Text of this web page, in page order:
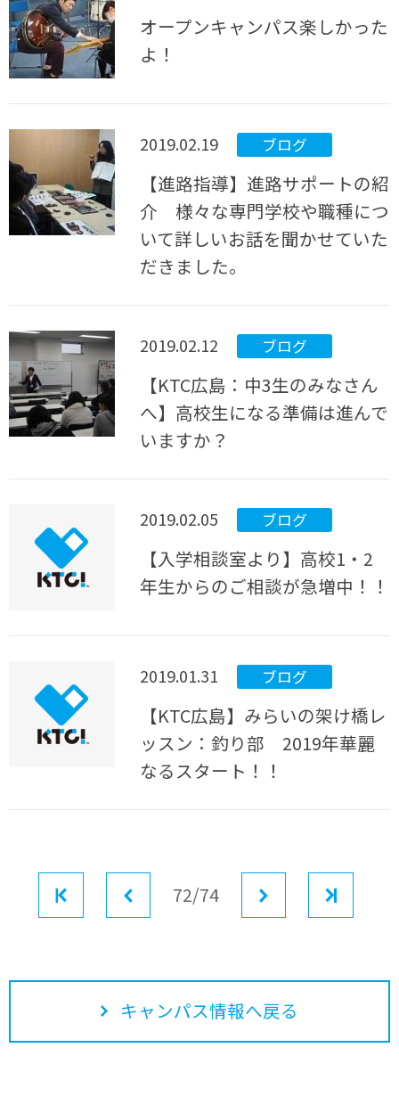
オープンキャンパス楽しかった
よ！
2019.02.19 ブログ
【進路指導】進路サポートの紹
介 様々な専門学校や職種につ
いて詳しいお話を聞かせていた
だきました。
2019.02.12 ブログ
【KTC広島：中3生のみなさん
へ】高校生になる準備は進んで
いますか？
2019.02.05 ブログ
【入学相談室より】高校1・2
年生からのご相談が急増中！！
2019.01.31 ブログ
【KTC広島】みらいの架け橋レ
ッスン：釣り部 2019年華麗
なるスタート！！
前へ72/74
キャンパス情報へ戻る